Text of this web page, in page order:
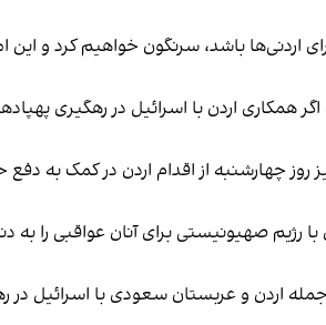
اردنی‌ها باشد، سرنگون خواهیم کرد و این
همکاری اردن با اسرائیل در رهگیری
از اقدام اردن در کمک به
صهیونیستی برای آنان عواقبی را به
اردن و عربستان سعودی با اسرائیل